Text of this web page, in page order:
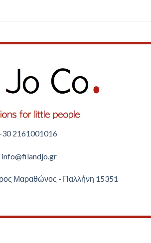
2161001016
​info@filandjo.gr
Μαραθώνος - ​​Παλλήνη 15351